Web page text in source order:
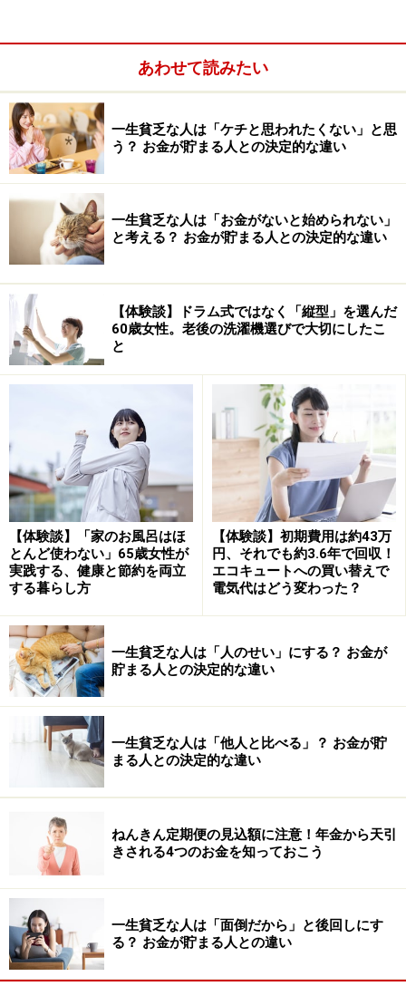
フレイルとは、加齢により身体的機能と認知機能が低下
し、「健康」と「要介護」の中間の「虚弱」の状態を指
します。放っておくと要介護や寝たきりにつながりま
す。要支援・要介護になるのは嫌、できればピンピンコ
ロリで生き抜きたい、と考える人は、できるだけ早く体
力回復を目指し行動を起こしましょう。まずは、自宅で
気軽に参加できる体操をご紹介します。もちろん無料で
ラジオ体操やテレビ体操は優れもの
知らない人はいないというラジオ体操やNHKのテレビ体
操は毎日決まった時間に放送されているので参加しやす
く、生活のリズムが整うというメリットもあります。
ラジオ体操第1は3分強という短さの中に13種類のパター
ンの体の動きがあり、「肩こりの改善、呼吸機能の促
進、消化器の働きを改善、腰痛の予防が期待できる体操
が含まれています（公益財団法人長寿科学振興財団 健
康長寿ネット）」。YouTubeであれば、時間に関係なく
いつでも楽しくできます。ラジオ体操のほかにも全国の
自治体が介護予防のため考案した体操の動画（ご当地体
でも自宅内だけで事足りる生活をしていると、だんだん
外出がおっくうになってきます。これは認知機能の低下
につながり、危険です。屋外での活動を少しずつ加えて
いきましょう。
あわせて読みたい
一生貧乏な人は「ケチと思われたくない」と思
う？ お金が貯まる人との決定的な違い
一生貧乏な人は「お金がないと始められない」
と考える？ お金が貯まる人との決定的な違い
【体験談】ドラム式ではなく「縦型」を選んだ
60歳女性。老後の洗濯機選びで大切にしたこ
と
【体験談】「家のお風呂はほ
とんど使わない」65歳女性が
実践する、健康と節約を両立
する暮らし方
【体験談】初期費用は約43万
円、それでも約3.6年で回収！
エコキュートへの買い替えで
電気代はどう変わった？
一生貧乏な人は「人のせい」にする？ お金が
貯まる人との決定的な違い
一生貧乏な人は「他人と比べる」？ お金が貯
まる人との決定的な違い
ねんきん定期便の見込額に注意！年金から天引
きされる4つのお金を知っておこう
一生貧乏な人は「面倒だから」と後回しにす
る？ お金が貯まる人との違い